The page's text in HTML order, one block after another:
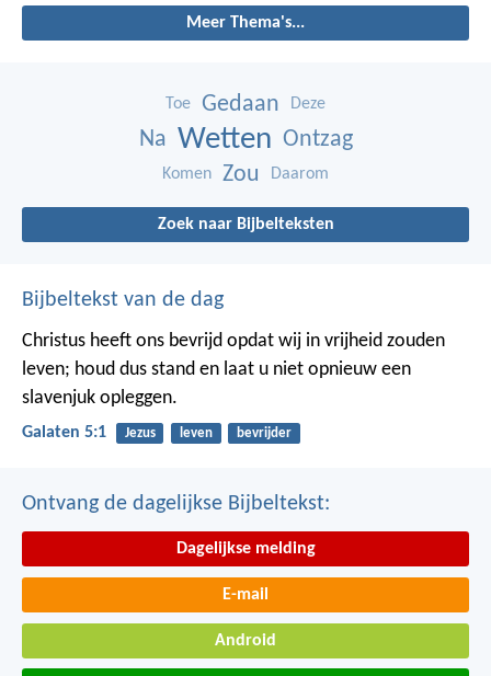
Meer Thema's...
Toe Gedaan Deze
Na Wetten Ontzag
Komen Zou Daarom
Zoek naar Bijbelteksten
Bijbeltekst van de dag
Christus heeft ons bevrijd opdat wij in vrijheid zouden
leven; houd dus stand en laat u niet opnieuw een
slavenjuk opleggen.
Galaten 5:1 Jezus leven bevrijder
Ontvang de dagelijkse Bijbeltekst:
Dagelijkse melding
E-mail
Android